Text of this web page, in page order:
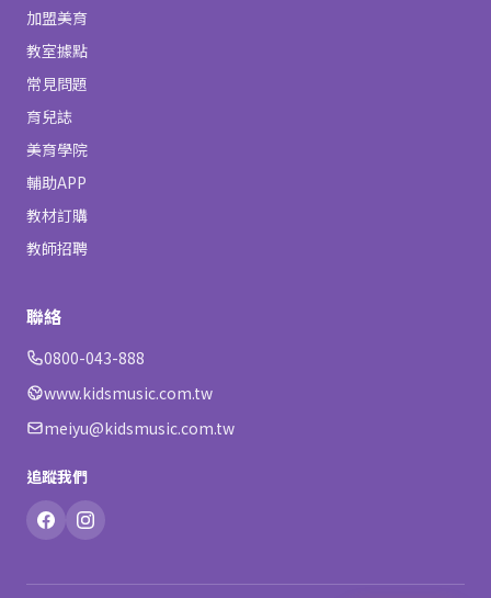
加盟美育
教室據點
常見問題
育兒誌
美育學院
輔助APP
教材訂購
教師招聘
聯絡
0800-043-888
www.kidsmusic.com.tw
meiyu@kidsmusic.com.tw
追蹤我們